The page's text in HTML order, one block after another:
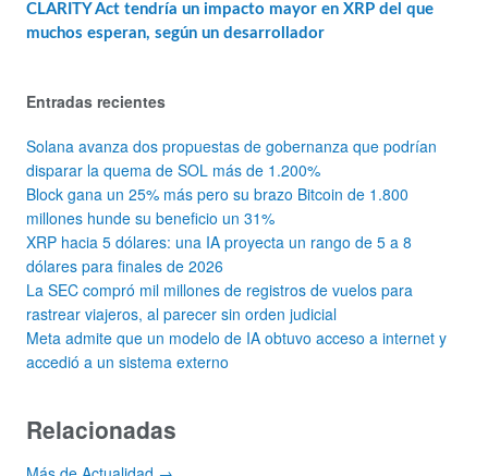
CLARITY Act tendría un impacto mayor en XRP del que
muchos esperan, según un desarrollador
Entradas recientes
Solana avanza dos propuestas de gobernanza que podrían
disparar la quema de SOL más de 1.200%
Block gana un 25% más pero su brazo Bitcoin de 1.800
millones hunde su beneficio un 31%
XRP hacia 5 dólares: una IA proyecta un rango de 5 a 8
dólares para finales de 2026
La SEC compró mil millones de registros de vuelos para
rastrear viajeros, al parecer sin orden judicial
Meta admite que un modelo de IA obtuvo acceso a internet y
accedió a un sistema externo
Relacionadas